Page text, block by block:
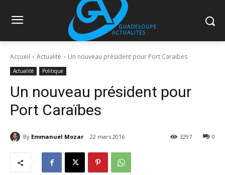
Accueil Actualité Un nouveau président pour Port Caraïbes
Actualité Politique
Un nouveau président pour
Port Caraïbes
By Emmanuel Mozar 22 mars 2016 0
3297